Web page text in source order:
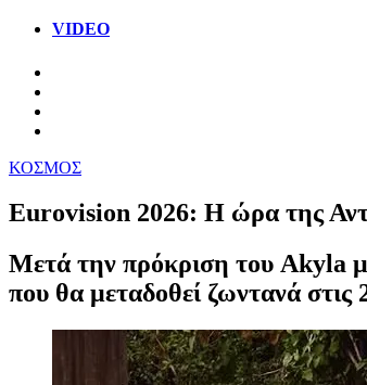
VIDEO
ΚΟΣΜΟΣ
Eurovision 2026: Η ώρα της
Μετά την πρόκριση του Akyla
που θα μεταδοθεί ζωντανά στις